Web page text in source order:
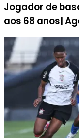
Jogador de
aos 68 anos|